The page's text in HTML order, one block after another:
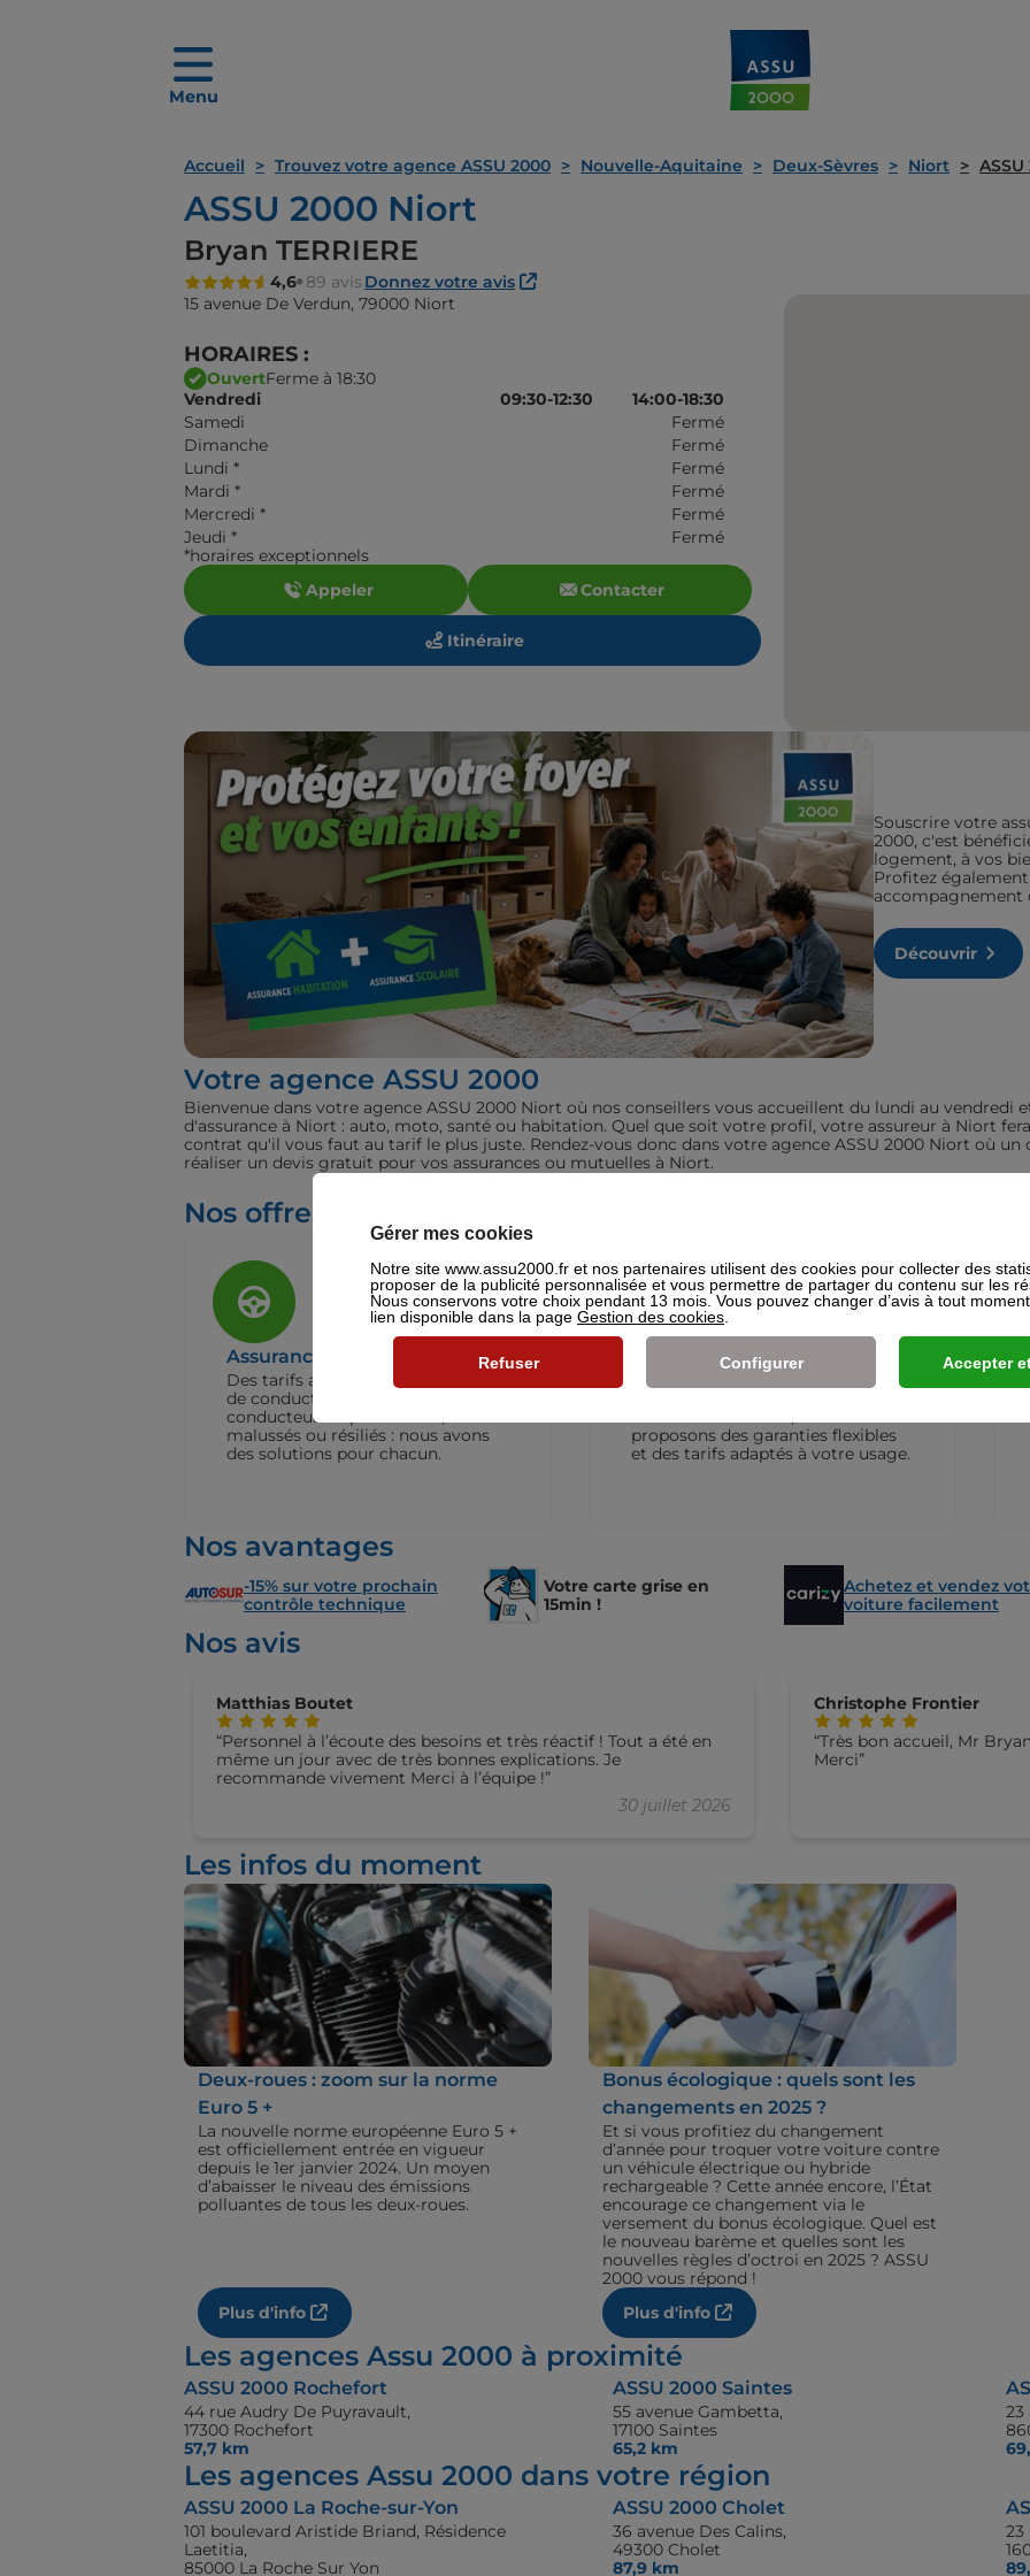
Menu
Accueil Trouvez votre agence ASSU 2000 Nouvelle-Aquitaine Deux-Sèvres Niort
ASSU 2000 Niort
Bryan TERRIERE
4,6 89 avis Donnez votre avis
15 avenue De Verdun, 79000 Niort
HORAIRES :
OuvertFerme à 18:30
Vendredi
09:30-12:30
14:00-18:30
Samedi
Fermé
Dimanche
Fermé
Lundi *
Fermé
Mardi *
Fermé
Mercredi *
Fermé
Jeudi *
Fermé
*horaires exceptionnels
Appeler
Contacter
Itinéraire
Souscrire votre
2000, c'est
logement, à vos
Profitez
accompagnement
Découvrir
Votre agence ASSU 2000
Bienvenue dans votre agence ASSU 2000 Niort où nos conseillers vous accueillent du lundi au vendredi
d'assurance à Niort : auto, moto, santé ou habitation. Quel que soit votre profil, votre assureur à Niort
contrat qu'il vous faut au tarif le plus juste. Rendez-vous donc dans votre agence ASSU 2000 Niort où
réaliser un devis gratuit pour vos assurances ou mutuelles à Niort.
Nos offres pour les particuliers
Assurance Auto
Des tarifs adaptés à tous les profils
de conducteurs. Jeunes permis,
conducteurs expérimentés,
malussés ou résiliés : nous avons
des solutions pour chacun.
Assurance Deux-roues
L’assurance moto qui vous suit
proposons des garanties flexibles
et des tarifs adaptés à votre usage.
Nos avantages
-15% sur votre prochain
contrôle technique
Votre carte grise en
15min !
Achetez et vendez
voiture facilement
Nos avis
Matthias Boutet
30 juillet 2026
Personnel à l’écoute des besoins et très réactif ! Tout a été en
même un jour avec de très bonnes explications. Je
recommande vivement Merci à l’équipe !
Christophe Frontier
Très bon accueil, Mr
Merci
Les infos du moment
Deux-roues : zoom sur la norme
Euro 5 +
La nouvelle norme européenne Euro 5 +
est officiellement entrée en vigueur
depuis le 1er janvier 2024. Un moyen
d’abaisser le niveau des émissions
polluantes de tous les deux-roues.
Plus d'info
Bonus écologique : quels sont les
changements en 2025 ?
Et si vous profitiez du changement
d’année pour troquer votre voiture contre
un véhicule électrique ou hybride
rechargeable ? Cette année encore, l’État
encourage ce changement via le
versement du bonus écologique. Quel est
le nouveau barème et quelles sont les
nouvelles règles d’octroi en 2025 ? ASSU
2000 vous répond !
Plus d'info
Les agences Assu 2000 à proximité
ASSU 2000 Rochefort
44 rue Audry De Puyravault,
17300 Rochefort
57,7 km
ASSU 2000 Saintes
55 avenue Gambetta,
17100 Saintes
65,2 km
23
Les agences Assu 2000 dans votre région
ASSU 2000 La Roche-sur-Yon
101 boulevard Aristide Briand, Résidence
Laetitia,
85000 La Roche Sur Yon
ASSU 2000 Cholet
36 avenue Des Calins,
49300 Cholet
87,9 km
23
Gérer mes cookies
Notre site www.assu2000.fr et nos partenaires utilisent des cookies pour collecter des
proposer de la publicité personnalisée et vous permettre de partager du contenu sur les
Nous conservons votre choix pendant 13 mois. Vous pouvez changer d’avis à tout
lien disponible dans la page Gestion des cookies
Refuser Configurer Accepter